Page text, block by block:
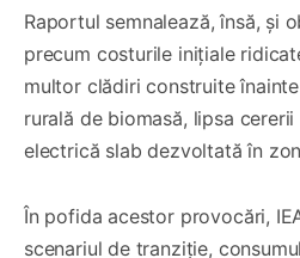
Raportul semnalează, însă, și
precum costurile inițiale
multor clădiri construite
rurală de biomasă, lipsa
electrică slab dezvoltată în
În pofida acestor provocări,
scenariul de tranziție,